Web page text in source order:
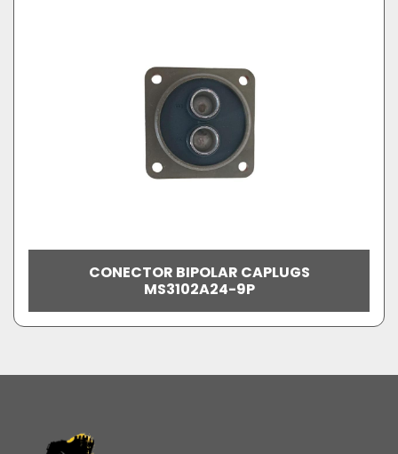
CONECTOR BIPOLAR CAPLUGS
MS3102A24-9P